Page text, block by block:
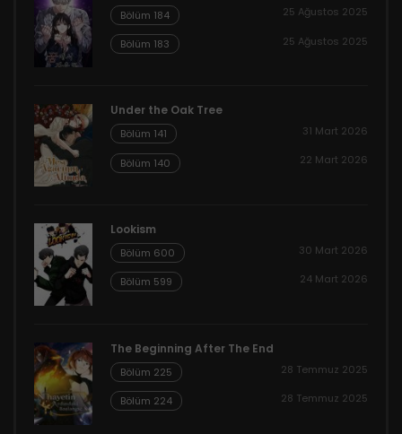
Bölüm 184 25 Ağustos 2025
Bölüm 183 25 Ağustos 2025
Under the Oak Tree
Bölüm 141 31 Mart 2026
Bölüm 140 22 Mart 2026
Lookism
Bölüm 600 30 Mart 2026
Bölüm 599 24 Mart 2026
The Beginning After The End
Bölüm 225 28 Temmuz 2025
Bölüm 224 28 Temmuz 2025